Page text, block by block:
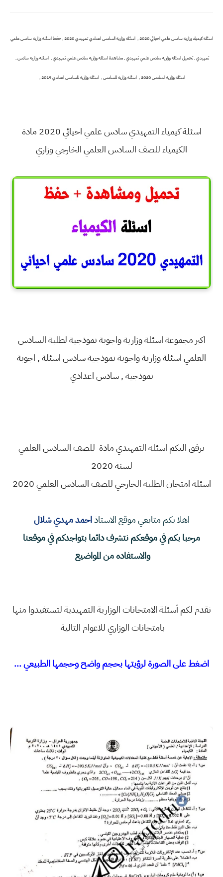
اسئله كيمياء وزاريه سادس علمي احيائي 2020 , اسئله وزاريه السادس اعدادي تمهيدي 2020 , حفظ اسئله وزاريه سادس علمي
تمهيدي , تحميل اسئله وزاريه سادس علمي تمهيدي , مشاهدة اسئله وزاريه سادس علمي تمهيدي , اسئله وزاريه سادس ,
اسئله وزاريه السادس 2020 , اسئله وزاريه للسادس , اسئله وزاريه للسادس اعدادي 2019 ,
اسئلة كيمياء التمهيدي سادس علمي احيائي 2020 مادة
الكيمياء للصف السادس العلمي الخارجي وزاري
اكبر مجموعة اسئلة وزارية واجوبة نموذجية لطلبة السادس
العلمياسئلة وزارية واجوبة نموذجية سادساسئلة , اجوبة
نموذجية , سادس اعدادي
نرفق اليكم اسئلة التمهيدي مادة للصف السادس العلمي
لسنة 2020
اسئلة امتحان الطلبة الخارجي للصف السادس العلمي 2020
اهلا بكم متابعي موقع الاستاذاحمد مهدي شلال
مرحبا بكم في موقعكم نتشرف دائما بتواجدكم في موقعنا
والاستفاده من المواضيع
نقدم لكم أسئلة الامتحانات الوزارية التمهيدية لتستفيدوا منها
بامتحانات الوزاري للاعوام التالية
اضغط على الصورة لرؤيتها بحجم واضح وحجمها الطبيعي ...